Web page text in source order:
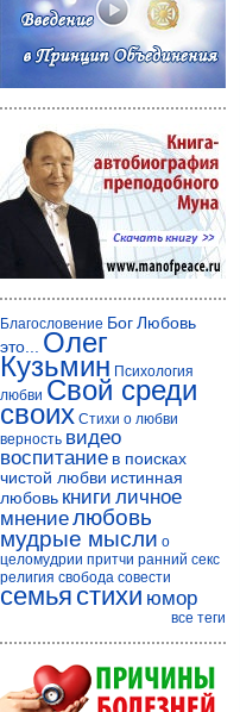
Благословение БогЛюбовь
это...
Олег
Кузьмин Психология
любви Свой среди
своих Стихи о любви
верность видео
воспитание в поисках
чистой любви истинная
любовь книги личное
мнениелюбовь
мудрые мысли о
целомудрии притчи ранний секс
религия свобода совести
семья стихи юмор
все теги